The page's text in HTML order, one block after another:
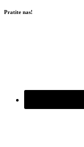
Pratite nas!